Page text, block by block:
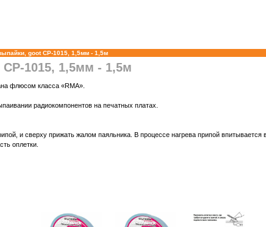
goot CP-1015, 1,5мм - 1,5м
1015, 1,5мм - 1,5м
флюсом класса «RMA».
радиокомпонентов на печатных платах.
и сверху прижать жалом паяльника. В процессе нагрева припой
оплетки.